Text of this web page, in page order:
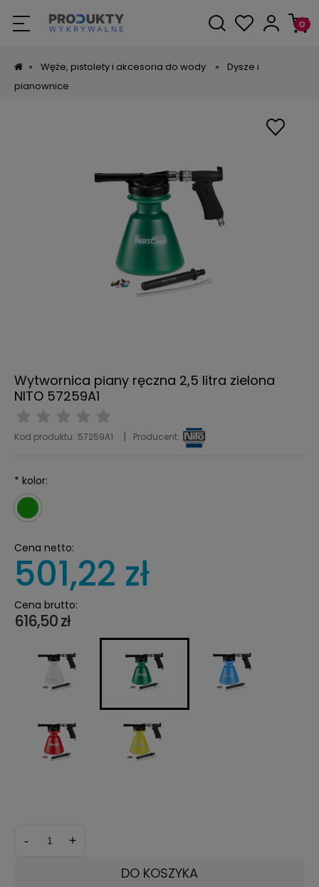
» Węże, pistolety i akcesoria do wody »
Dysze i
pianownice
Wytwornica piany ręczna 2,5 litra zielona
NITO 57259A1
Kod produktu: 57259A1 Producent:
* kolor:
Cena brutto:
616,50 zł
Cena netto:
501,22 zł
-
+
DO KOSZYKA